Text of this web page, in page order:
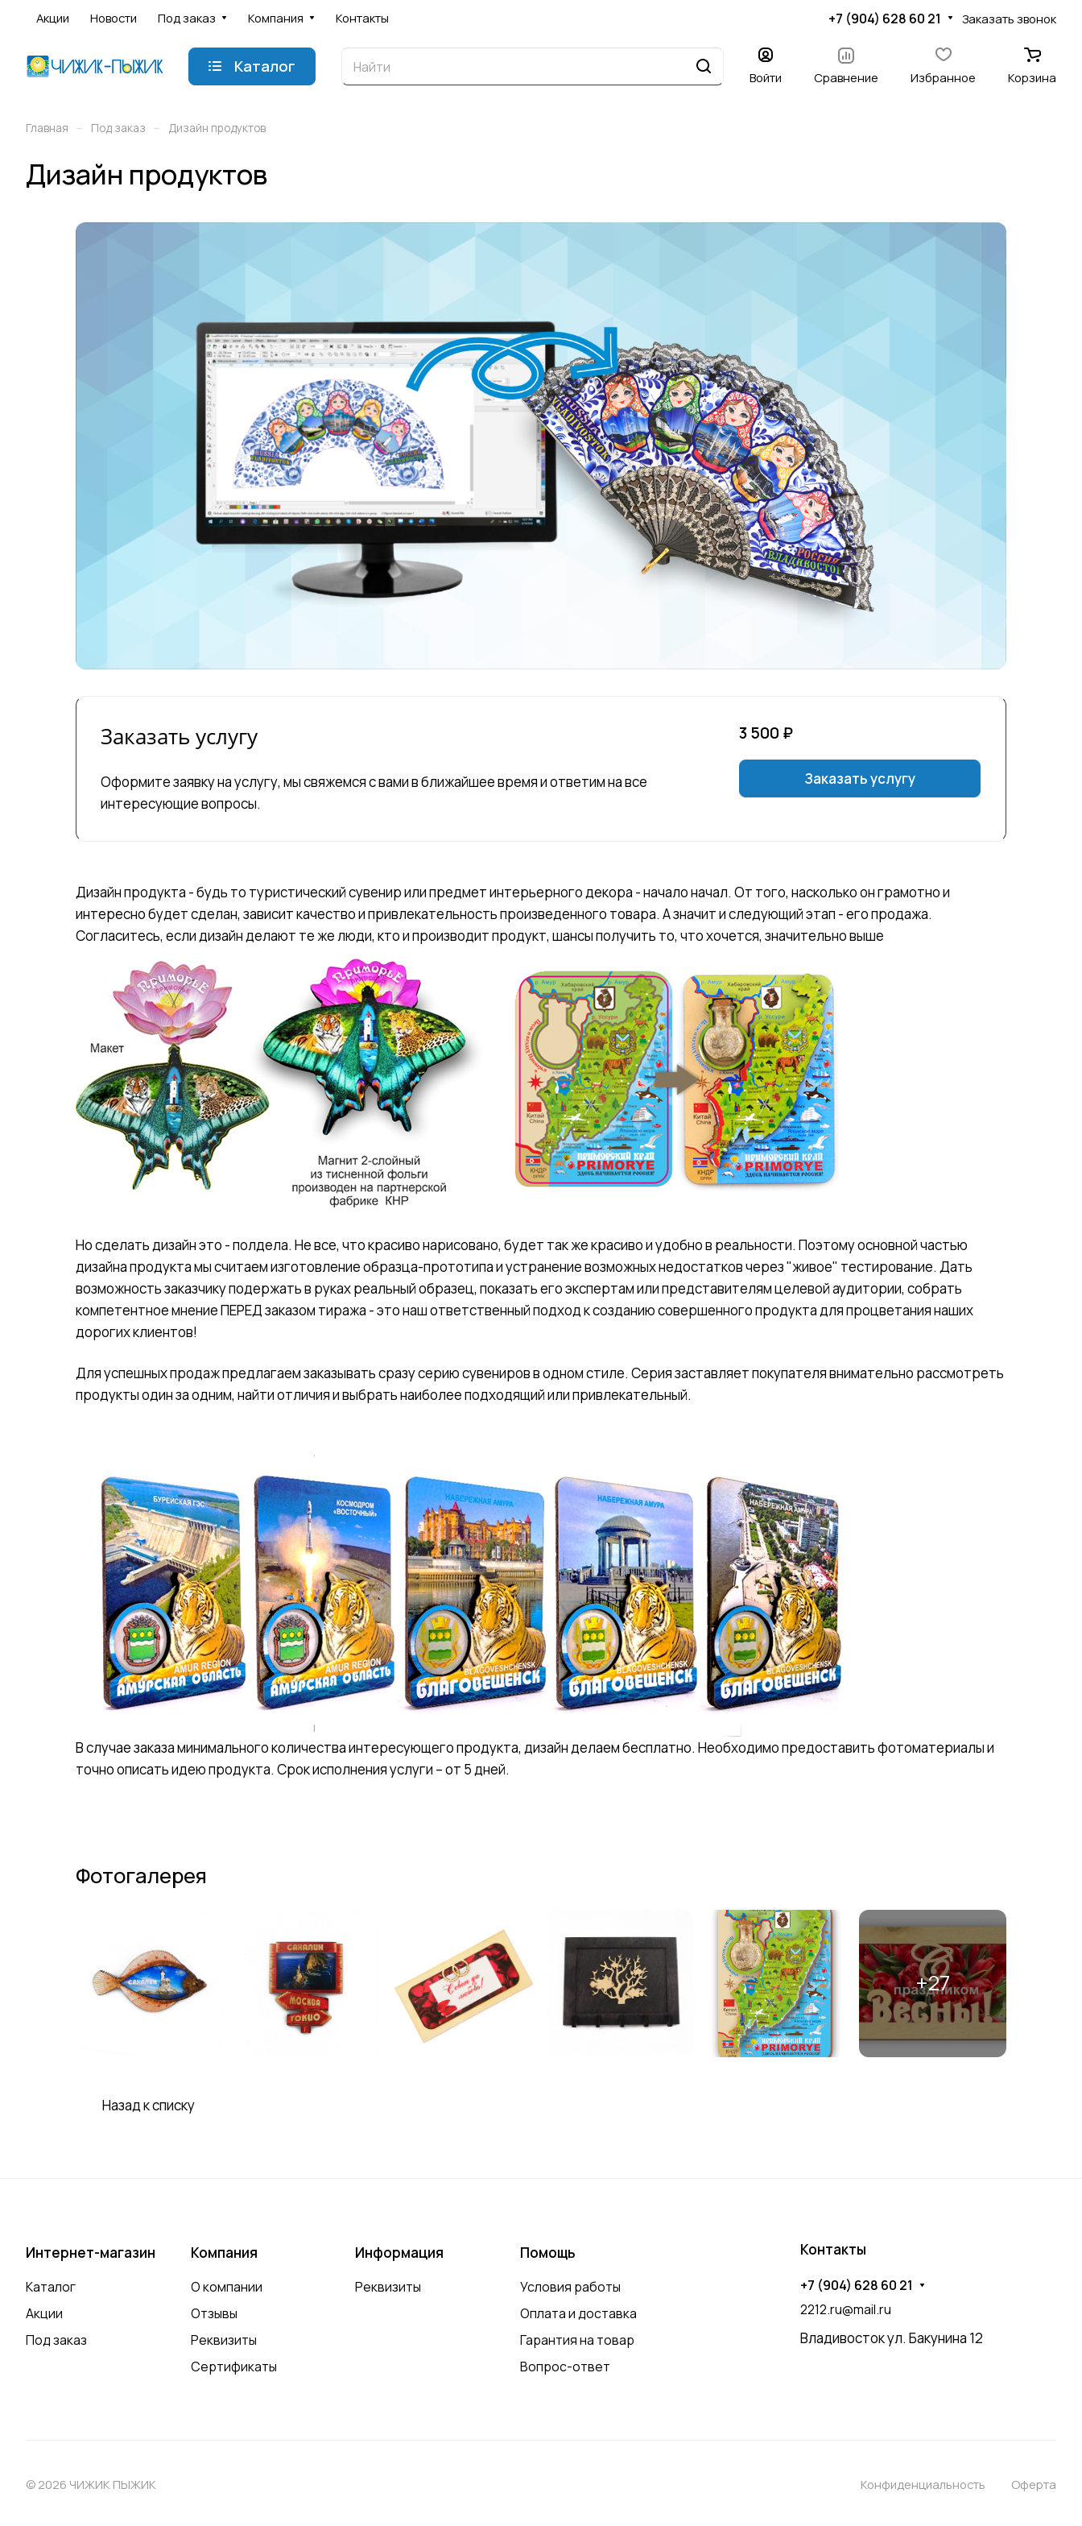
Акции Новости Под заказ Компания Контакты +7 (904) 628 60 21 Заказать звонок
Каталог
Войти Сравнение Избранное Корзина
Главная – Под заказ – Дизайн продуктов
Дизайн продуктов
Заказать услугу
Оформите заявку на услугу, мы свяжемся с вами в ближайшее время и ответим на все
интересующие вопросы.
3 500 ₽
Заказать услугу
Дизайн продукта - будь то туристический сувенир или предмет интерьерного декора - начало начал. От того, насколько он грамотно и
интересно будет сделан, зависит качество и привлекательность произведенного товара. А значит и следующий этап - его продажа.
Согласитесь, если дизайн делают те же люди, кто и производит продукт, шансы получить то, что хочется, значительно выше
Но сделать дизайн это - полдела. Не все, что красиво нарисовано, будет так же красиво и удобно в реальности. Поэтому основной частью
дизайна продукта мы считаем изготовление образца-прототипа и устранение возможных недостатков через "живое" тестирование. Дать
возможность заказчику подержать в руках реальный образец, показать его экспертам или представителям целевой аудитории, собрать
компетентное мнение ПЕРЕД заказом тиража - это наш ответственный подход к созданию совершенного продукта для процветания наших
дорогих клиентов!
Для успешных продаж предлагаем заказывать сразу серию сувениров в одном стиле. Серия заставляет покупателя внимательно рассмотреть
продукты один за одним, найти отличия и выбрать наиболее подходящий или привлекательный.
В случае заказа минимального количества интересующего продукта, дизайн делаем бесплатно. Необходимо предоставить фотоматериалы и
точно описать идею продукта. Срок исполнения услуги – от 5 дней.
Фотогалерея
Назад к списку
Интернет-магазин
Каталог
Акции
Под заказ
Компания
О компании
Отзывы
Реквизиты
Сертификаты
Информация
Реквизиты
Помощь
Условия работы
Оплата и доставка
Гарантия на товар
Вопрос-ответ
Контакты
+7 (904) 628 60 21
2212.ru@mail.ru
Владивосток ул. Бакунина 12
© 2026 ЧИЖИК ПЫЖИК Конфиденциальность Оферта